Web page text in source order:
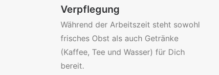
Verpflegung
Während der Arbeitszeit steht sowohl
frisches Obst als auch Getränke
(Kaffee, Tee und Wasser) für Dich
bereit.